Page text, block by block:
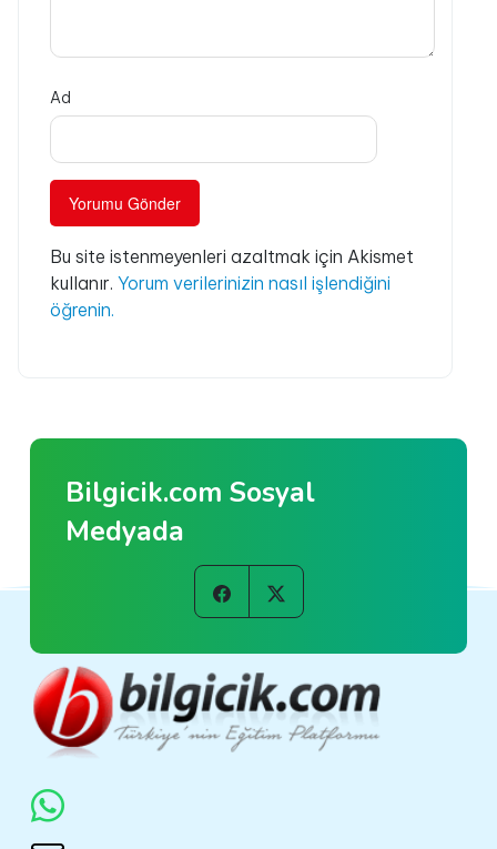
Ad
Bu site istenmeyenleri azaltmak için Akismet
kullanır. Yorum verilerinizin nasıl işlendiğini
öğrenin.
Bilgicik.com Sosyal
Medyada